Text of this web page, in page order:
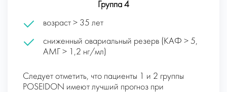
Группа 4
возраст > 35 лет
сниженный овариальный резерв (КАФ > 5,
АМГ > 1,2 нг/мл)
Следует отметить, что пациенты 1 и 2 группы
POSEIDON имеют лучший прогноз при